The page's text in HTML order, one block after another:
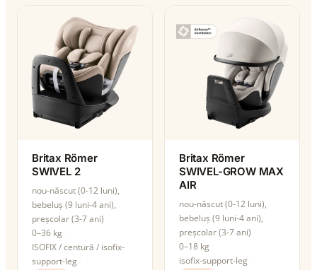
Britax Römer
SWIVEL 2
nou-născut (0-12 luni),
bebeluș (9 luni-4 ani),
preșcolar (3-7 ani)
0–36 kg
ISOFIX / centură / isofix-
support-leg
Britax Römer
SWIVEL-GROW MAX
AIR
nou-născut (0-12 luni),
bebeluș (9 luni-4 ani),
preșcolar (3-7 ani)
0–18 kg
isofix-support-leg